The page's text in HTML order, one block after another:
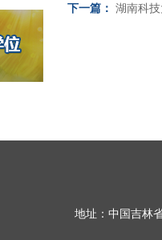
下一篇： 湖南科
地址：中国吉林